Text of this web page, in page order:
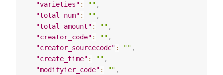
"varieties" : "" ,
"total_num" : "" ,
"total_amount" : "" ,
"creator_code" : "" ,
"creator_sourcecode" : "" ,
"create_time" : "" ,
"modifyier_code" : "" ,